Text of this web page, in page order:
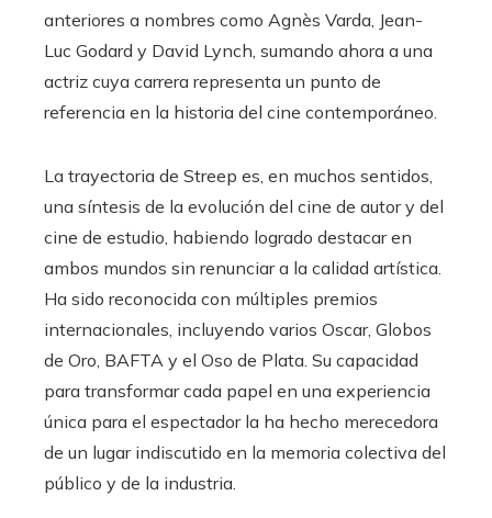
anteriores a nombres como Agnès Varda, Jean-
Luc Godard y David Lynch, sumando ahora a una
actriz cuya carrera representa un punto de
referencia en la historia del cine contemporáneo.
La trayectoria de Streep es, en muchos sentidos,
una síntesis de la evolución del cine de autor y del
cine de estudio, habiendo logrado destacar en
ambos mundos sin renunciar a la calidad artística.
Ha sido reconocida con múltiples premios
internacionales, incluyendo varios Oscar, Globos
de Oro, BAFTA y el Oso de Plata. Su capacidad
para transformar cada papel en una experiencia
única para el espectador la ha hecho merecedora
de un lugar indiscutido en la memoria colectiva del
público y de la industria.